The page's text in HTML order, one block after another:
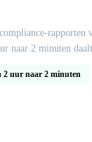
rapporten
naar 2 minuten
2 uur naar 2 minuten